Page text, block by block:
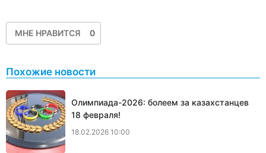
МНЕ НРАВИТСЯ 0
Похожие новости
Олимпиада-2026: болеем за казахстанцев
18 февраля!
18.02.2026 10:00